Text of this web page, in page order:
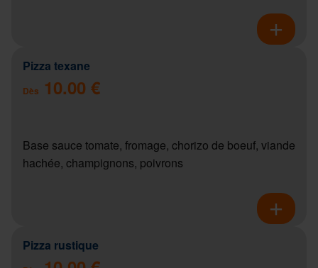
Pizza texane
Dès 10.00 €
Base sauce tomate, fromage, chorizo de boeuf, viande
hachée, champignons, poivrons
Pizza rustique